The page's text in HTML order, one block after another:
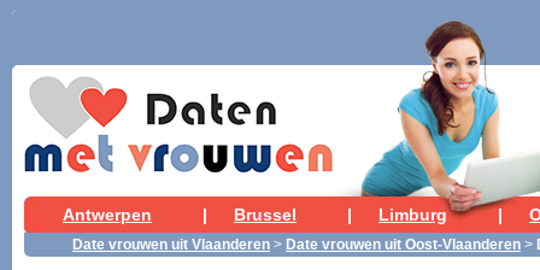
Antwerpen | Brussel | Limburg |
Date vrouwen uit Vlaanderen > Date vrouwen uit Oost-Vlaanderen >